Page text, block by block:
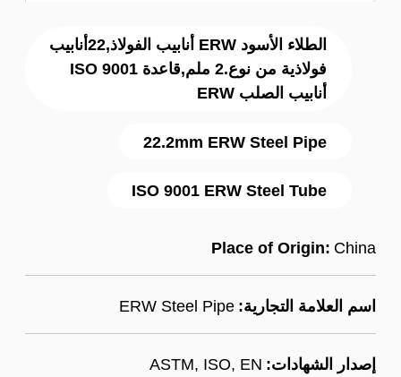
الطلاء الأسود ERW أنابيب الفولاذ,22أنابيب
فولاذية من نوع.2 ملم,قاعدة ISO 9001
أنابيب الصلب ERW
22.2mm ERW Steel Pipe
ISO 9001 ERW Steel Tube
Place of Origin: China
اسم العلامة التجارية: ERW Steel Pipe
إصدار الشهادات: ASTM, ISO, EN